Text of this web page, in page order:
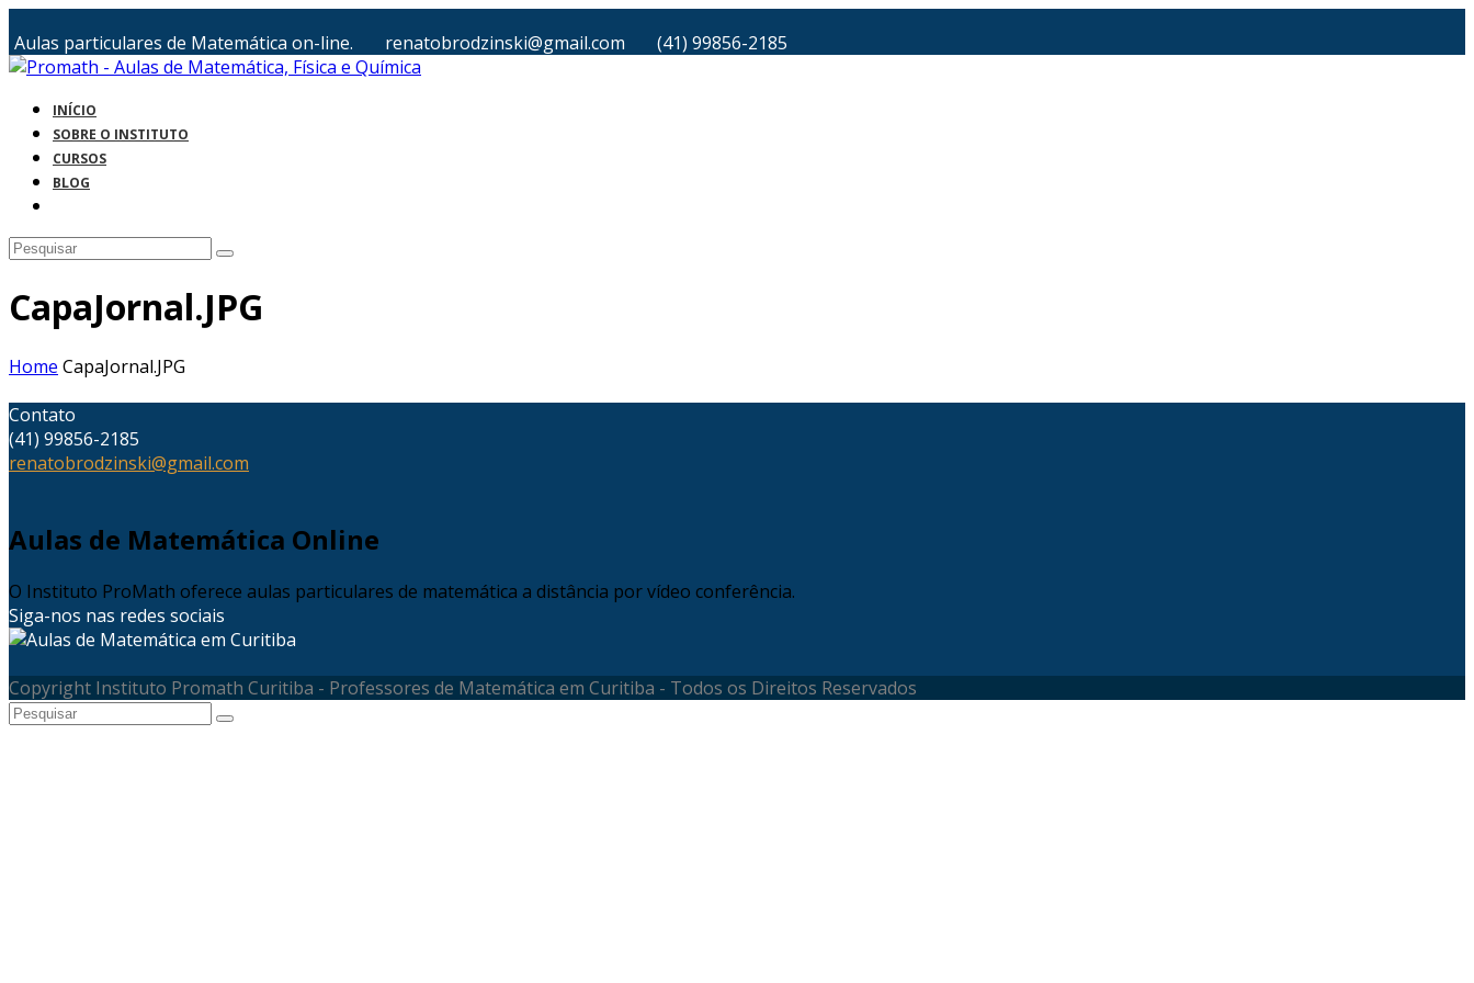
Aulas particulares de Matemática on-line. renatobrodzinski@gmail.com (41) 99856-2185
INÍCIO
SOBRE O INSTITUTO
CURSOS
BLOG
CapaJornal.JPG
Home CapaJornal.JPG
Contato
(41) 99856-2185
renatobrodzinski@gmail.com
Aulas de Matemática Online
O Instituto ProMath oferece aulas particulares de matemática a distância por vídeo conferência.
Siga-nos nas redes sociais
Copyright Instituto Promath Curitiba - Professores de Matemática em Curitiba - Todos os Direitos Reservados